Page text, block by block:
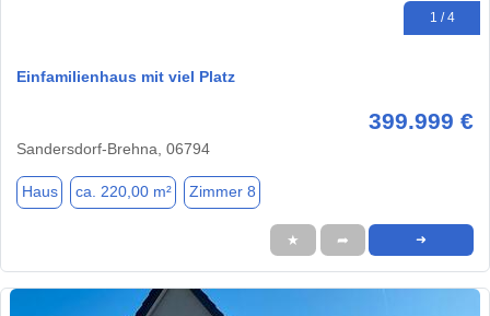
1 / 4
Einfamilienhaus mit viel Platz
399.999 €
Sandersdorf-Brehna, 06794
Haus ca. 220,00 m² Zimmer 8
★ ➦ ➜